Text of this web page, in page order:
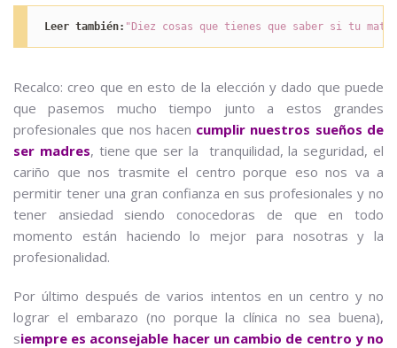
Leer también: "Diez cosas que tienes que saber si tu
Recalco: creo que en esto de la elección y dado que puede
que pasemos mucho tiempo junto a estos grandes
profesionales que nos hacen cumplir nuestros sueños de
ser madres, tiene que ser la tranquilidad, la seguridad, el
cariño que nos trasmite el centro porque eso nos va a
permitir tener una gran confianza en sus profesionales y no
tener ansiedad siendo conocedoras de que en todo
momento están haciendo lo mejor para nosotras y la
profesionalidad.
Por último después de varios intentos en un centro y no
lograr el embarazo (no porque la clínica no sea buena),
siempre es aconsejable hacer un cambio de centro y no